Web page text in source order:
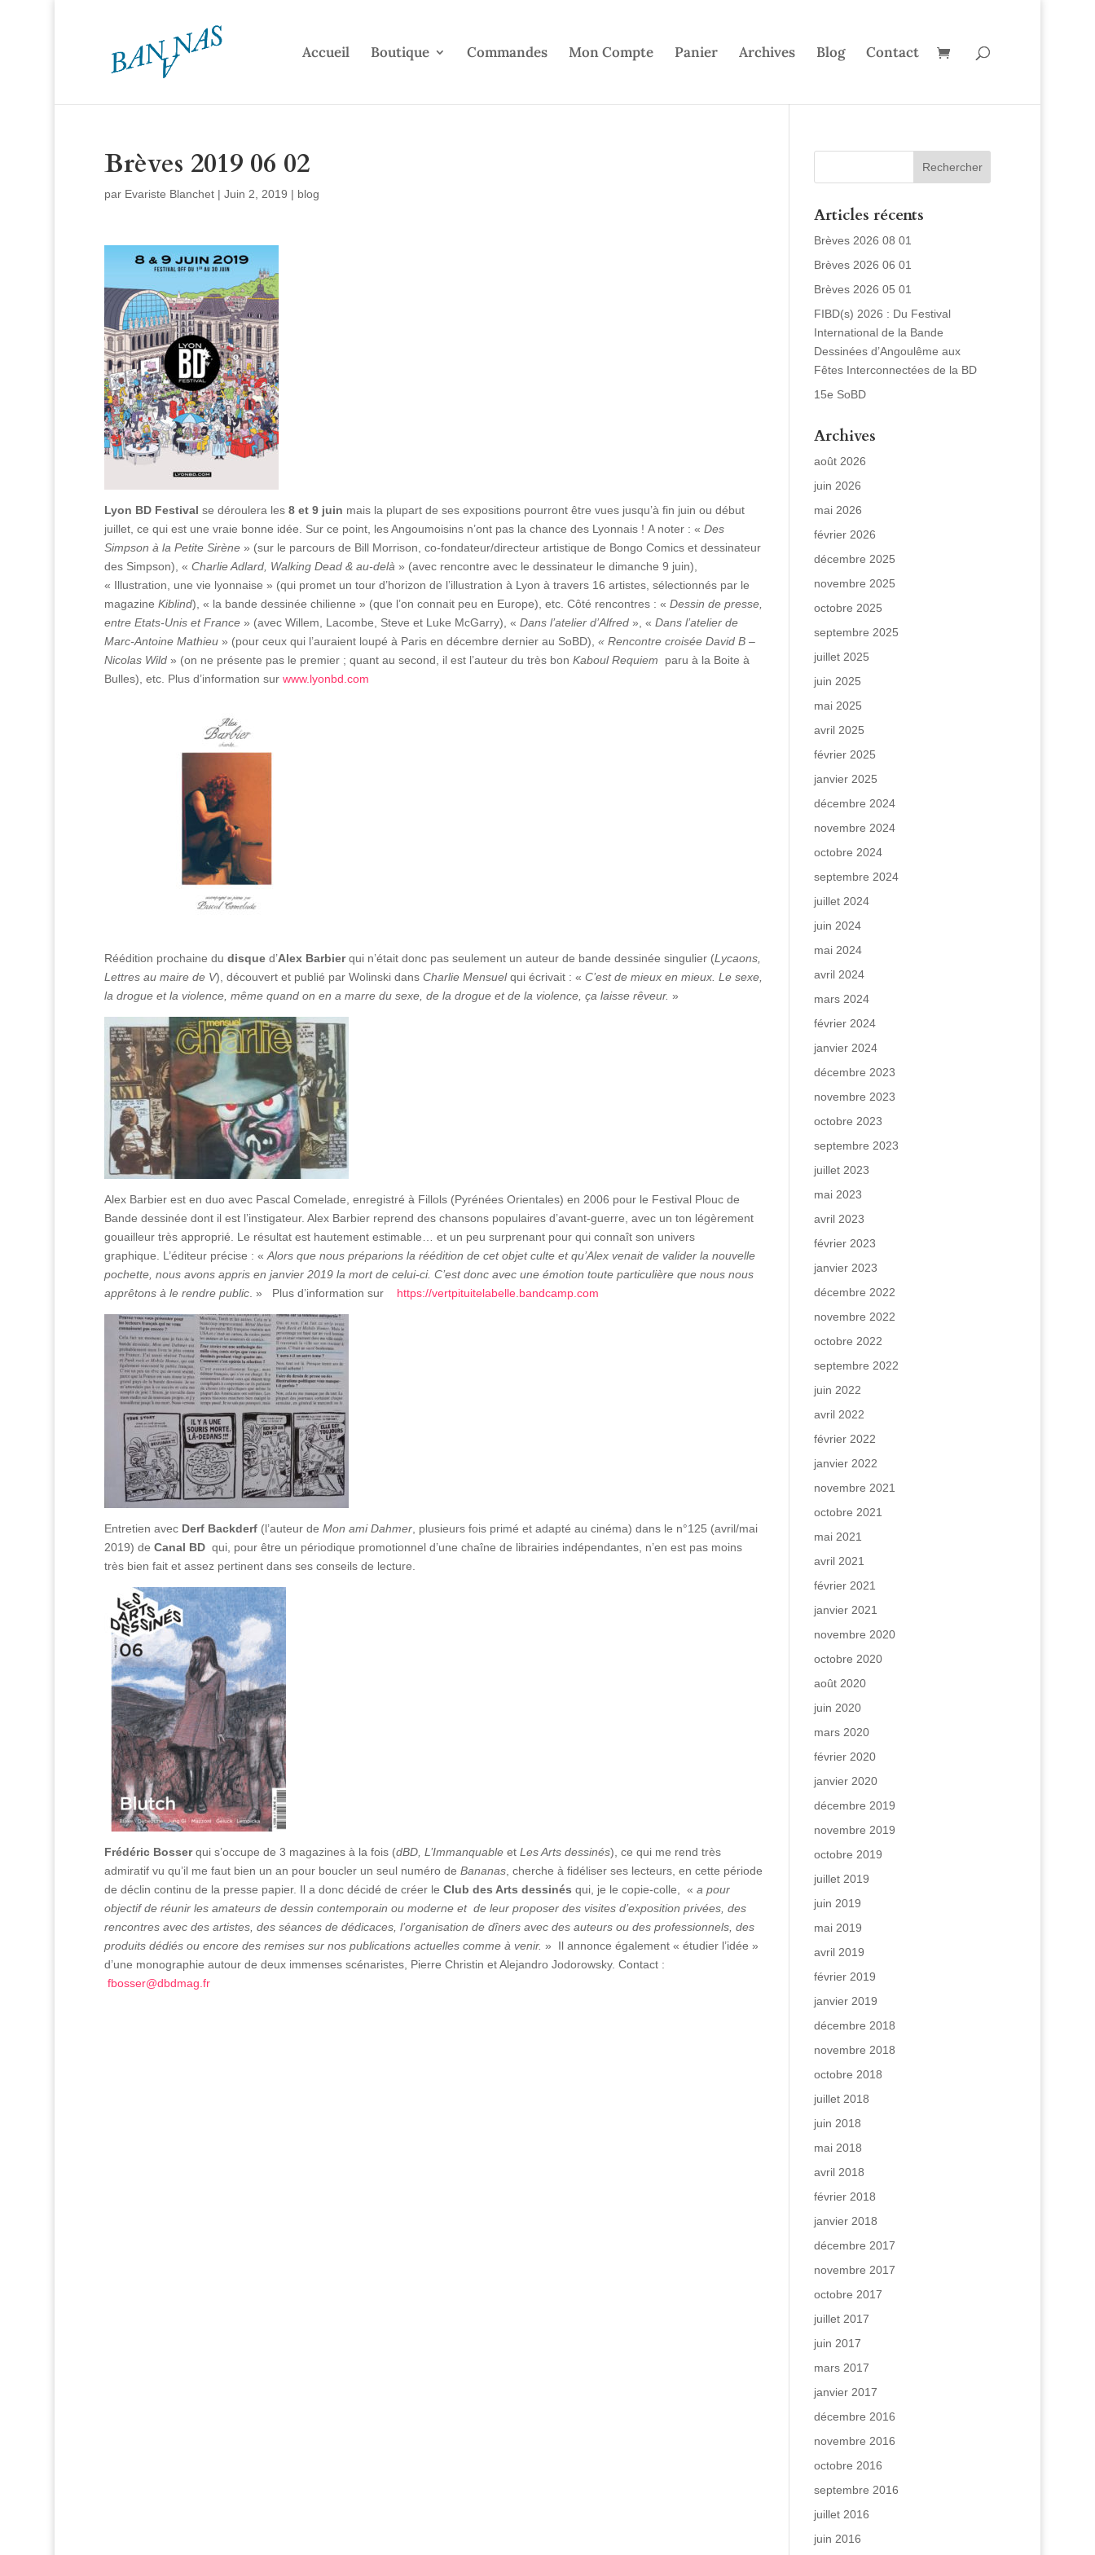
Accueil Boutique Commandes Mon Compte Panier Archives Blog Contact
Brèves 2019 06 02
par Evariste Blanchet| Juin 2, 2019 | blog
Lyon BD Festival se déroulera les 8 et 9 juin mais la plupart de ses expositions pourront être vues jusqu’à fin juin ou début
juillet, ce qui est une vraie bonne idée. Sur ce point, les Angoumoisins n’ont pas la chance des Lyonnais ! A noter : « Des
Simpson à la Petite Sirène» (sur le parcours de Bill Morrison, co-fondateur/directeur artistique de Bongo Comics et dessinateur
des Simpson), « Charlie Adlard, Walking Dead & au-delà » (avec rencontre avec le dessinateur le dimanche 9 juin),
« Illustration, une vie lyonnaise » (qui promet un tour d’horizon de l’illustration à Lyon à travers 16 artistes, sélectionnés par le
magazine Kiblind), « la bande dessinée chilienne » (que l’on connait peu en Europe), etc. Côté rencontres : « Dessin de presse,
entre Etats-Unis et France» (avec Willem, Lacombe, Steve et Luke McGarry), « Dans l’atelier d’Alfred», « Dans l’atelier de
Marc-Antoine Mathieu» (pour ceux qui l’auraient loupé à Paris en décembre dernier au SoBD), « Rencontre croisée David B –
Nicolas Wild » (on ne présente pas le premier ; quant au second, il est l’auteur du très bon Kaboul Requiem paru à la Boite à
Bulles), etc. Plus d’information sur www.lyonbd.com
Réédition prochaine du disque d’Alex Barbierqui n’était donc pas seulement un auteur de bande dessinée singulier (Lycaons,
Lettres au maire de V), découvert et publié par Wolinski dans Charlie Mensuelqui écrivait : « C’est de mieux en mieux. Le sexe,
la drogue et la violence, même quand on en a marre du sexe, de la drogue et de la violence, ça laisse rêveur. »
Alex Barbier est en duo avec Pascal Comelade, enregistré à Fillols (Pyrénées Orientales) en 2006 pour le Festival Plouc de
Bande dessinée dont il est l’instigateur. Alex Barbier reprend des chansons populaires d’avant-guerre, avec un ton légèrement
gouailleur très approprié. Le résultat est hautement estimable… et un peu surprenant pour qui connaît son univers
graphique. L’éditeur précise : « Alors que nous préparions la réédition de cet objet culte et qu’Alex venait de valider la nouvelle
pochette, nous avons appris en janvier 2019 la mort de celui-ci. C’est donc avec une émotion toute particulière que nous nous
apprêtons à le rendre public. » Plus d’information sur https://vertpituitelabelle.bandcamp.com
Entretien avec Derf Backderf(l’auteur de Mon ami Dahmer, plusieurs fois primé et adapté au cinéma) dans le n°125 (avril/mai
2019) de Canal BDqui, pour être un périodique promotionnel d’une chaîne de librairies indépendantes, n’en est pas moins
très bien fait et assez pertinent dans ses conseils de lecture.
Frédéric Bosserqui s’occupe de 3 magazines à la fois (dBD, L’Immanquable etLes Arts dessinés), ce qui me rend très
admiratif vu qu’il me faut bien un an pour boucler un seul numéro de Bananas, cherche à fidéliser ses lecteurs, en cette période
de déclin continu de la presse papier. Il a donc décidé de créer le Club des Arts dessinés qui, je le copie-colle, « a pour
objectif de réunir les amateurs de dessin contemporain ou moderne et de leur proposer des visites d’exposition privées, des
rencontres avec des artistes, des séances de dédicaces, l’organisation de dîners avec des auteurs ou des professionnels, des
produits dédiés ou encore des remises sur nos publications actuelles comme à venir. » Il annonce également « étudier l’idée »
d’une monographie autour de deux immenses scénaristes, Pierre Christin et Alejandro Jodorowsky. Contact :
fbosser@dbdmag.fr
Articles récents
Brèves 2026 08 01
Brèves 2026 06 01
Brèves 2026 05 01
FIBD(s) 2026 : Du Festival
International de la Bande
Dessinées d’Angoulême aux
Fêtes Interconnectées de la BD
15e SoBD
Archives
août 2026
juin 2026
mai 2026
février 2026
décembre 2025
novembre 2025
octobre 2025
septembre 2025
juillet 2025
juin 2025
mai 2025
avril 2025
février 2025
janvier 2025
décembre 2024
novembre 2024
octobre 2024
septembre 2024
juillet 2024
juin 2024
mai 2024
avril 2024
mars 2024
février 2024
janvier 2024
décembre 2023
novembre 2023
octobre 2023
septembre 2023
juillet 2023
mai 2023
avril 2023
février 2023
janvier 2023
décembre 2022
novembre 2022
octobre 2022
septembre 2022
juin 2022
avril 2022
février 2022
janvier 2022
novembre 2021
octobre 2021
mai 2021
avril 2021
février 2021
janvier 2021
novembre 2020
octobre 2020
août 2020
juin 2020
mars 2020
février 2020
janvier 2020
décembre 2019
novembre 2019
octobre 2019
juillet 2019
juin 2019
mai 2019
avril 2019
février 2019
janvier 2019
décembre 2018
novembre 2018
octobre 2018
juillet 2018
juin 2018
mai 2018
avril 2018
février 2018
janvier 2018
décembre 2017
novembre 2017
octobre 2017
juillet 2017
juin 2017
mars 2017
janvier 2017
décembre 2016
novembre 2016
octobre 2016
septembre 2016
juillet 2016
juin 2016